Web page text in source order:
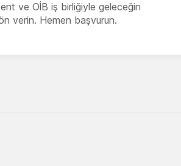
ve OİB iş birliğiyle geleceğin
verin. Hemen başvurun.